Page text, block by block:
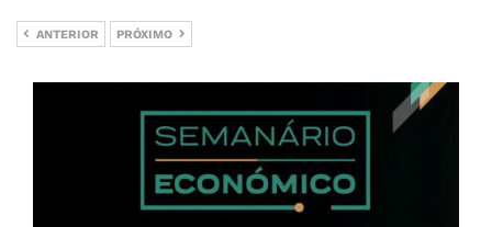
ANTERIOR PRÓXIMO